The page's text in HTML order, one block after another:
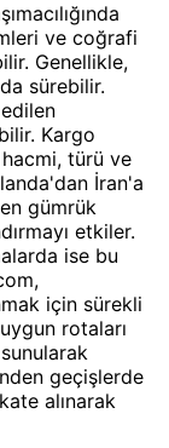
ve coğrafi
Genellikle,
sürebilir.
Kargo
hacmi, türü ve
İran'a
gümrük
etkiler.
ise bu
için sürekli
rotaları
geçişlerde
alınarak